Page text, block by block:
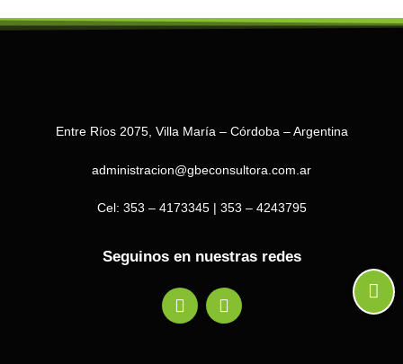
Entre Ríos 2075, Villa María – Córdoba – Argentina
administracion@gbeconsultora.com.ar
Cel: 353 – 4173345 | 353 – 4243795
Seguinos en nuestras redes
F
a
I
n